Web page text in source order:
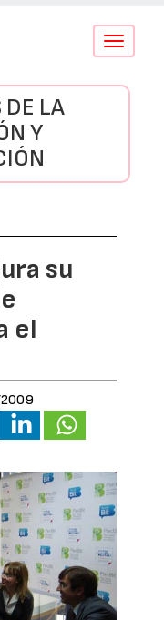
Conmutar
DE LA
Y
su
el